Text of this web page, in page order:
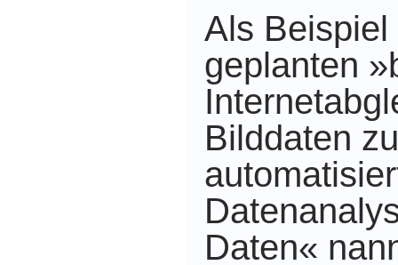
Als Beispiel
geplanten
Bilddaten
Daten«